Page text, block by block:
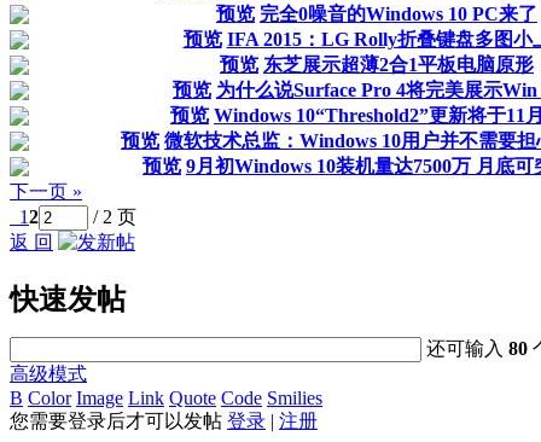
预览 完全0噪音的Windows 10 PC来了
预览 IFA 2015：LG Rolly折叠键盘多图小
预览 东芝展示超薄2合1平板电脑原形
预览 为什么说Surface Pro 4将完美展示Win
预览 Windows 10“Threshold2”更新将于11
预览 微软技术总监：Windows 10用户并不需要
预览 9月初Windows 10装机量达7500万 月底可
下一页 »
12
/ 2 页
返 回
快速发帖
还可输入80
高级模式
B Color Image Link Quote Code Smilies
您需要登录后才可以发帖 登录 | 注册